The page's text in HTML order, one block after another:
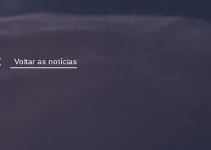
Voltar as notícias